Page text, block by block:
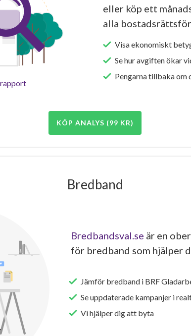
eller köp ett
alla
Visa ekonomiskt
Se hur avgiften ökar
Pengarna tillbaka om
KÖP ANALYS (99 KR)
Bredband
Bredbandsval.se är en
för bredband som hjälper
Jämför bredband i BRF
Se uppdaterade kampanjer i
Vi hjälper dig att byta